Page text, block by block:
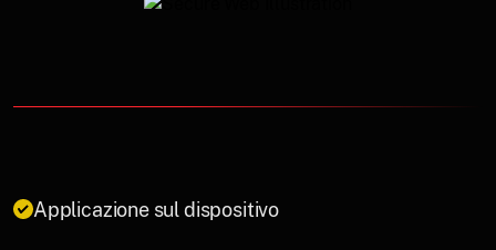
Applicazione sul dispositivo